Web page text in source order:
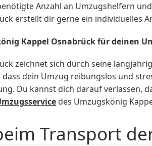
Anzahl an Umzugshelfern
erstellt dir gerne ein individuelles
Kappel Osnabrück für deinen
zeichnet sich durch seine
dein Umzug reibungslos und
Du kannst dich darauf verlassen,
des Umzugskönig
Transport